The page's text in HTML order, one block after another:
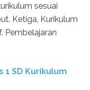
sesuai
Ketiga, Kurikulum
Pembelajaran
1 SD Kurikulum